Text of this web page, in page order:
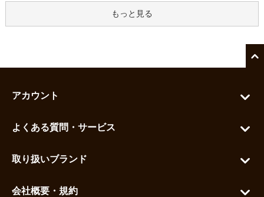
もっと見る
アカウント
お気に入りを見る
よくある質問・サービス
ご利用ガイド
取り扱いブランド
会社概要・規約